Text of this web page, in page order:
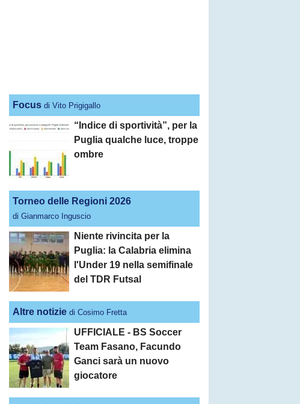
Focus di Vito Prigigallo
“Indice di sportività”, per la
Puglia qualche luce, troppe
ombre
Torneo delle Regioni 2026
di Gianmarco Inguscio
Niente rivincita per la
Puglia: la Calabria elimina
l'Under 19 nella semifinale
del TDR Futsal
Altre notizie di Cosimo Fretta
UFFICIALE - BS Soccer
Team Fasano, Facundo
Ganci sarà un nuovo
giocatore